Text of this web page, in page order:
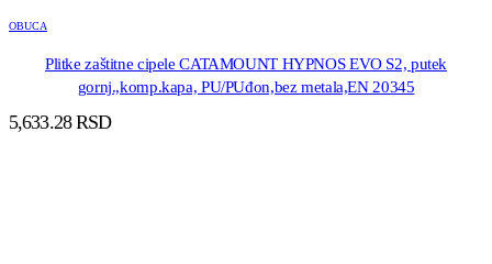
OBUCA
Plitke zaštitne cipele CATAMOUNT HYPNOS EVO S2, putek
gornj.,komp.kapa, PU/PUđon,bez metala,EN 20345
5,633.28RSD